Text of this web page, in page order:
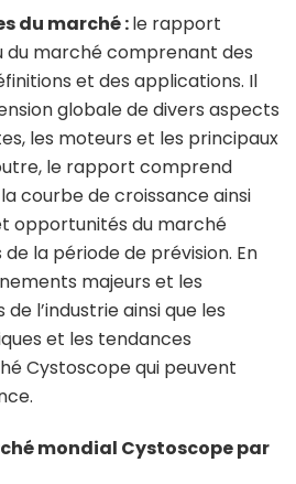
du marché :le rapport
marché comprenant des
et des applications. Il
globale de divers aspects
les moteurs et les principaux
le rapport comprend
courbe de croissance ainsi
opportunités du marché
la période de prévision. En
majeurs et les
l’industrie ainsi que les
et les tendances
Cystoscope qui peuvent
mondial Cystoscope par